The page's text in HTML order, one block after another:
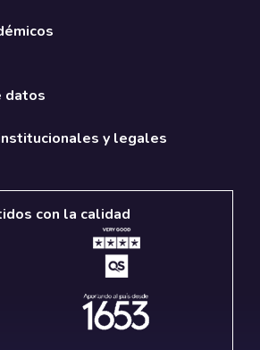
datos
y legales
con la calidad